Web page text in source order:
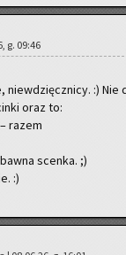
g. 09:46
nie­wdzięcz­ni­cy. :)
oraz to:
razem
scen­ka. ;)
:)